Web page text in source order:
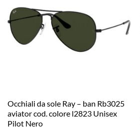
Occhiali da sole Ray – ban Rb3025
aviator cod. colore l2823 Unisex
Pilot Nero